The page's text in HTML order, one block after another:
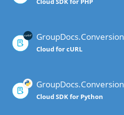
GroupDocs.Conversion
Cloud for cURL
GroupDocs.Conversion
Cloud SDK for Python